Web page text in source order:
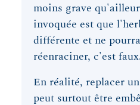
moins grave
invoquée est que
différente et ne
réenraciner, c'est
En réalité, replacer
peut surtout être